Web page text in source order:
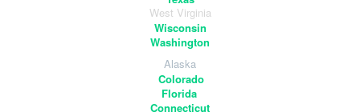
West Virginia
Wisconsin
Washington
Alaska
Colorado
Florida
Connecticut